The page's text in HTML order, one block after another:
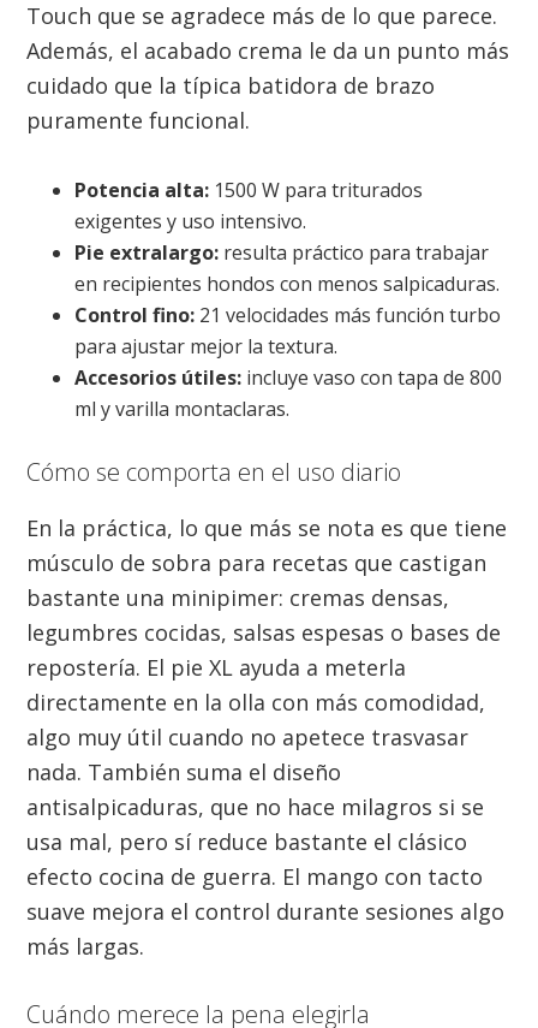
Touch que se agradece más de lo que parece.
Además, el acabado crema le da un punto más
cuidado que la típica batidora de brazo
puramente funcional.
Potencia alta: 1500 W para triturados
exigentes y uso intensivo.
Pie extralargo: resulta práctico para trabajar
en recipientes hondos con menos salpicaduras.
Control fino: 21 velocidades más función turbo
para ajustar mejor la textura.
Accesorios útiles: incluye vaso con tapa de 800
ml y varilla montaclaras.
Cómo se comporta en el uso diario
En la práctica, lo que más se nota es que tiene
músculo de sobra para recetas que castigan
bastante una minipimer: cremas densas,
legumbres cocidas, salsas espesas o bases de
repostería. El pie XL ayuda a meterla
directamente en la olla con más comodidad,
algo muy útil cuando no apetece trasvasar
nada. También suma el diseño
antisalpicaduras, que no hace milagros si se
usa mal, pero sí reduce bastante el clásico
efecto cocina de guerra. El mango con tacto
suave mejora el control durante sesiones algo
más largas.
Cuándo merece la pena elegirla